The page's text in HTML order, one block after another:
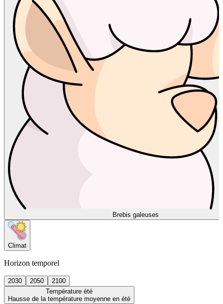
Brebis galeuses
Climat
Horizon temporel
2030 2050
2100
Température été
Hausse de la température moyenne en été